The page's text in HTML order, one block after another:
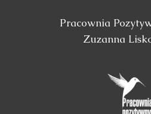
Pracownia
Zuzanna